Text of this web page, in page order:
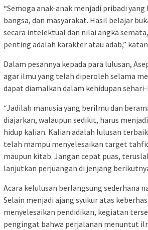
“Semoga anak-anak menjadi pribadi
bangsa, dan masyarakat. Hasil belajar
secara intelektual dan nilai angka
penting adalah karakter atau adab,”
Dalam pesannya kepada para lulusan,
agar ilmu yang telah diperoleh selama
dapat diamalkan dalam kehidupan
“Jadilah manusia yang berilmu dan
diajarkan, walaupun sedikit, harus
hidup kalian. Kalian adalah lulusan
telah mampu menyelesaikan target
maupun kitab. Jangan cepat puas,
lanjutkan perjuangan di jenjang
Acara kelulusan berlangsung sederhana
Selain menjadi ajang syukur atas
menyelesaikan pendidikan, kegiatan
pengingat bahwa perjalanan menuntut